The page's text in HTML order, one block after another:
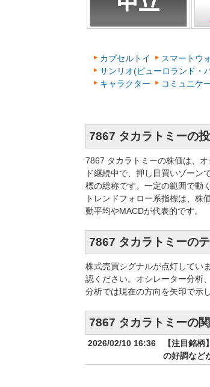
カプセルトイ スマートウ
サンリオ(ピューロランド・
キャラクター
コミュニケ
7867 タカラトミーの
7867 タカラトミーの株価は、
ド継続中で、押し目買いゾーン
標の総称です。一定の範囲で動
トレンドフォロー系指標は、株
動平均やMACDが代表的です。
7867 タカラトミーの
株式売買シグナルが点灯してい
認ください。オシレーター分析
分析では現在の方向を矢印で示し
7867 タカラトミーの
2026/02/10 16:36
【注目銘
の好調など